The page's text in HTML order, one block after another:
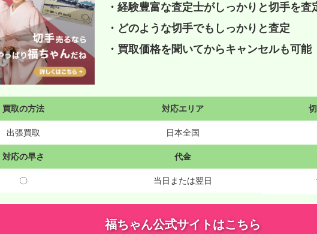
・経験豊富な査定士がしっかりと切手を査
・どのような切手でもしっかりと査定
・買取価格を聞いてからキャンセルも可能
買取の方法
出張買取
対応エリア
日本全国
対応の早さ
〇
代金
当日または翌日
福ちゃん公式サイトはこちら